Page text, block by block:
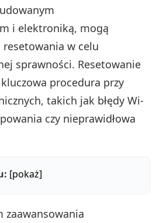
i elektroniką, mogą
resetowania w celu
sprawności. Resetowanie
procedura przy
takich jak błędy Wi-
czy nieprawidłowa
[pokaż]
zaawansowania